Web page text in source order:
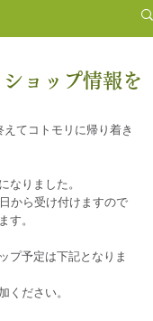
ョップ情報を
てコトモリに帰り着き
なりました。
から受け付けますので
す。
プ予定は下記となりま
ください。